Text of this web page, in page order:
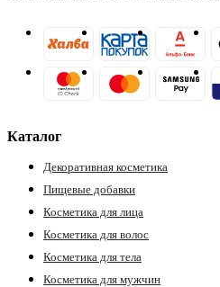
Каталог
Декоративная косметика
Пищевые добавки
Косметика для лица
Косметика для волос
Косметика для тела
Косметика для мужчин